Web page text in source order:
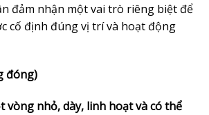
đảm nhận một vai trò riêng biệt để
cố định đúng vị trí và hoạt động
đóng)
vòng nhỏ, dày, linh hoạt và có thể